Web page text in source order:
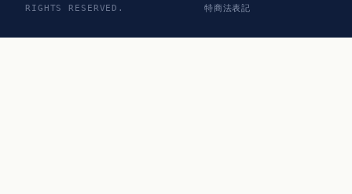
RIGHTS RESERVED.
特商法表記